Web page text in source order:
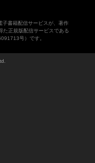
子書籍配信サービスが、著作
た正規版配信サービスである
号）です。